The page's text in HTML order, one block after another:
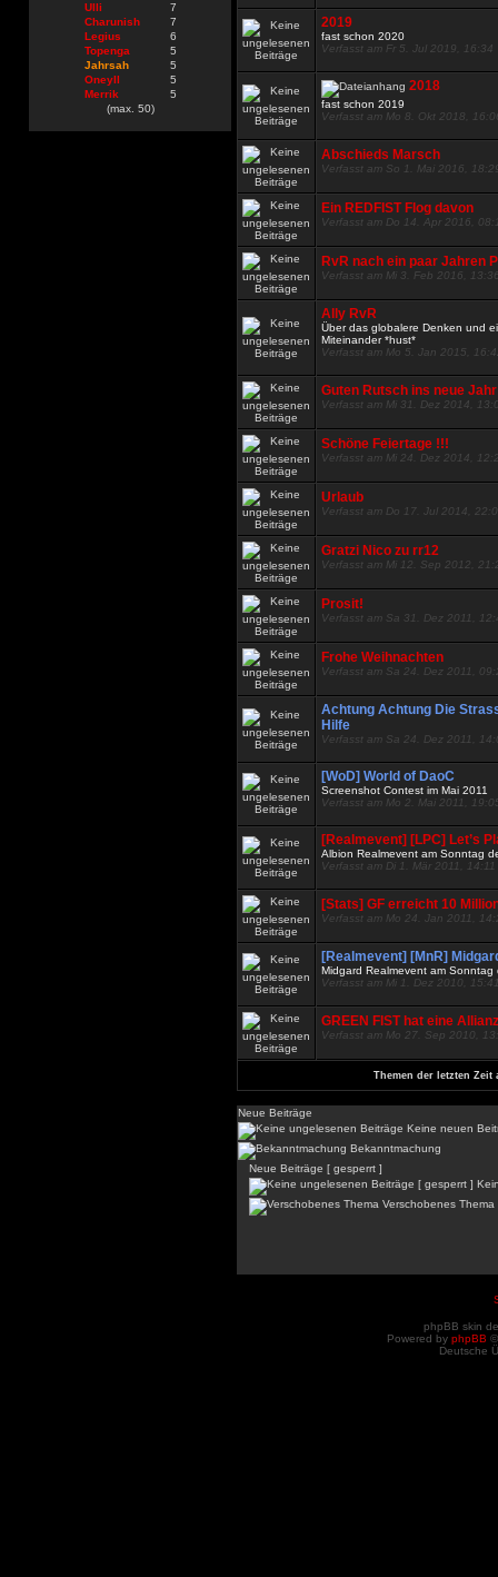
Ulli
7
Charunish
7
Legius
6
Topenga
5
Jahrsah
5
Oneyll
5
Merrik
5
(max. 50)
2019
fast schon 2020
Verfasst am Fr 5. Jul 2019, 16:34
2018
fast schon 2019
Verfasst am Mo 8. Okt 2018,
Abschieds Marsch
Verfasst am So 1. Mai 2016,
Ein REDFIST Flog davon
Verfasst am Do 14. Apr 2016,
RvR nach ein paar Jahren
Verfasst am Mi 3. Feb 2016,
Ally RvR
Über das globalere Denken und
Miteinander *hust*
Verfasst am Mo 5. Jan 2015,
Guten Rutsch ins neue Jahr
Verfasst am Mi 31. Dez 2014,
Schöne Feiertage !!!
Verfasst am Mi 24. Dez 2014,
Urlaub
Verfasst am Do 17. Jul 2014,
Gratzi Nico zu rr12
Verfasst am Mi 12. Sep 2012,
Prosit!
Verfasst am Sa 31. Dez 2011,
Frohe Weihnachten
Verfasst am Sa 24. Dez 2011,
Achtung Achtung Die
Hilfe
Verfasst am Sa 24. Dez 2011,
[WoD] World of DaoC
Screenshot Contest im Mai 2011
Verfasst am Mo 2. Mai 2011,
[Realmevent] [LPC] Let’s
Albion Realmevent am Sonntag
Verfasst am Di 1. Mär 2011, 14:11
[Stats] GF erreicht 10
Verfasst am Mo 24. Jan 2011,
[Realmevent] [MnR]
Midgard Realmevent am
Verfasst am Mi 1. Dez 2010,
GREEN FIST hat eine Allianz
Verfasst am Mo 27. Sep 2010,
Themen der letzten Zeit
Neue Beiträge
Keine neuen
Bekanntmachung
Neue Beiträge [ gesperrt ]
Verschobenes Thema
phpBB skin
Powered by phpBB
Deutsche